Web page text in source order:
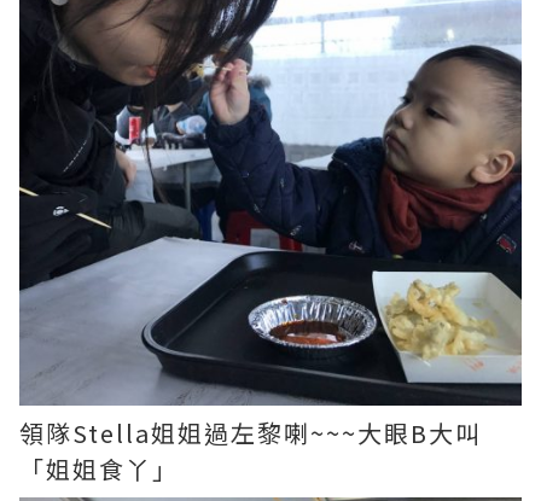
領隊Stella姐姐過左黎喇~~~大眼B大叫
「姐姐食丫」